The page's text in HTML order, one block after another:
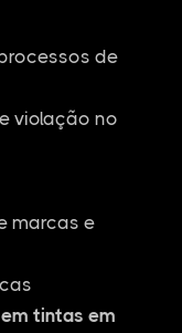
de
violação no
marcas e
tintas em